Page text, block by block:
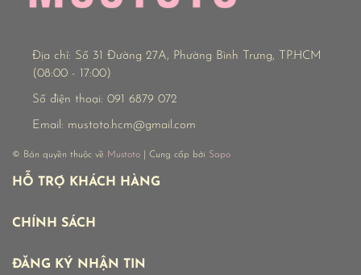
Địa chỉ: Số 31 Đường 27A, Phường Bình Trưng, TP.HCM
(08:00 - 17:00)
Số điện thoại: 091 6879 072
Email: mustoto.hcm@gmail.com
© Bản quyền thuộc về Mustoto | Cung cấp bởi Sapo
HỖ TRỢ KHÁCH HÀNG
CHÍNH SÁCH
ĐĂNG KÝ NHẬN TIN